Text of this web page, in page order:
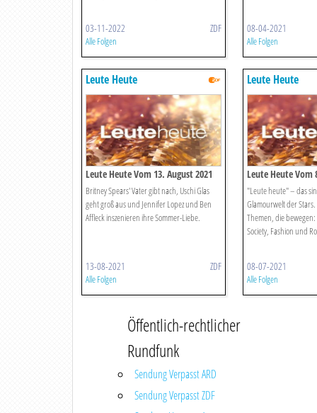
03-11-2022 ZDF
Alle Folgen
08-04-2021
Alle Folgen
Leute Heute
Leute Heute Vom 13. August 2021
Britney Spears' Vater gibt nach, Uschi Glas
geht groß aus und Jennifer Lopez und Ben
Affleck inszenieren ihre Sommer-Liebe.
13-08-2021 ZDF
Alle Folgen
Leute Heute
Leute Heute Vom
"Leute heute" – das
Glamourwelt der
Themen, die
Society, Fashion und
08-07-2021
Alle Folgen
Öffentlich-rechtlicher
Rundfunk
Sendung Verpasst ARD
Sendung Verpasst ZDF